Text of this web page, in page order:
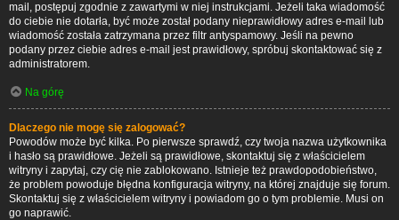
mail, postępuj zgodnie z zawartymi w niej instrukcjami. Jeżeli taka wiadomość
do ciebie nie dotarła, być może został podany nieprawidłowy adres e-mail lub
wiadomość została zatrzymana przez filtr antyspamowy. Jeśli na pewno
podany przez ciebie adres e-mail jest prawidłowy, spróbuj skontaktować się z
administratorem.
Na górę
Dlaczego nie mogę się zalogować?
Powodów może być kilka. Po pierwsze sprawdź, czy twoja nazwa użytkownika
i hasło są prawidłowe. Jeżeli są prawidłowe, skontaktuj się z właścicielem
witryny i zapytaj, czy cię nie zablokowano. Istnieje też prawdopodobieństwo,
że problem powoduje błędna konfiguracja witryny, na której znajduje się forum.
Skontaktuj się z właścicielem witryny i powiadom go o tym problemie. Musi on
go naprawić.